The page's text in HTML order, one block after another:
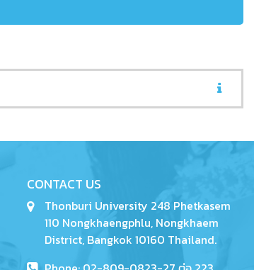
CONTACT US
Thonburi University 248 Phetkasem
110 Nongkhaengphlu, Nongkhaem
District, Bangkok 10160 Thailand.